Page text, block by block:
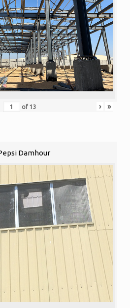
of 13 › »
Damhour